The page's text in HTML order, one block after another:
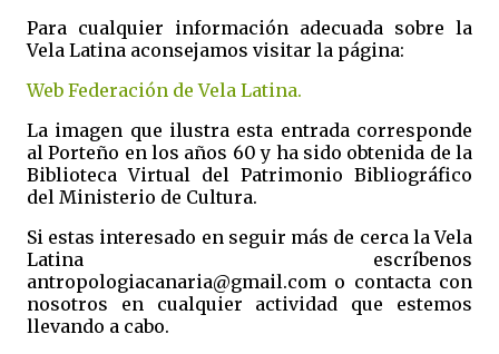
Para cualquier información adecuada sobre la
Vela Latina aconsejamos visitar la página:
Web Federación de Vela Latina.
La imagen que ilustra esta entrada corresponde
al Porteño en los años 60 y ha sido obtenida de la
Biblioteca Virtual del Patrimonio Bibliográfico
del Ministerio de Cultura.
Si estas interesado en seguir más de cerca la Vela
Latina escríbenos
antropologiacanaria@gmail.com o contacta con
nosotros en cualquier actividad que estemos
llevando a cabo.